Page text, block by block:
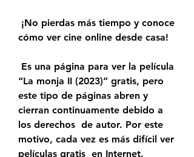
cómo ver cine online desde casa!
“La monja II (2023)” gratis, pero
este tipo de páginas abren y
cierran continuamente debido a
los derechos  de autor. Por este
motivo, cada vez es más difícil ver
películas gratis  en Internet.